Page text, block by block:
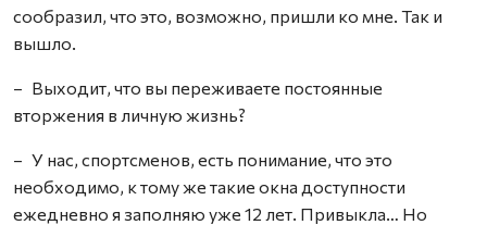
сообразил, что это, возможно, пришли ко мне. Так и
вышло.
– Выходит, что вы переживаете постоянные
вторжения в личную жизнь?
– У нас, спортсменов, есть понимание, что это
необходимо, к тому же такие окна доступности
ежедневно я заполняю уже 12 лет. Привыкла… Но